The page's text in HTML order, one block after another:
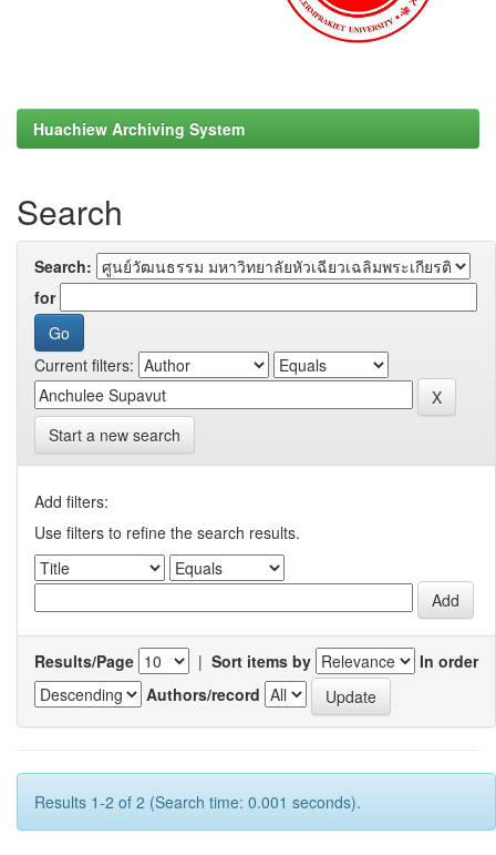
Huachiew Archiving System
Search
Search:
for
Current filters:
Start a new search
Add filters:
Use filters to refine the search results.
Results/Page | Sort items by
In order
Authors/record
Results 1-2 of 2 (Search time: 0.001 seconds).